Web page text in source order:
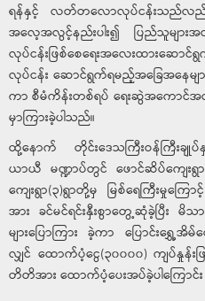
ရန်နှင့် လတ်တလောလုပ်ငန်းသည်လည်း
အလေ့အလွင့်နည်းပါး၍ ပြည်သူမျ
လုပ်ငန်းဖြစ်စေရေးအလေးထားဆေ
လုပ်ငန်း ဆောင်ရွက်ရမည့်အခြေအနေမ
ကာ စီမံကိန်းတစ်ရပ် ရေးဆွဲအကောင်
မှာကြားခဲ့ပါသည်။
ထို့နောက် တိုင်းဒေသကြီးဝန်ကြီးခ
ယာယီ မဏ္ဍာပ်တွင် ဖောင်ဆိပ်ကျေးရွ
ကျေးရွာ(၃)ရွာတို့မှ မြစ်ရေကြီးမှုကြော
အား ခင်မင်ရင်းနှီးစွာတွေ့ဆုံခဲ့ပြီး မိသာ
များပြောကြား ခဲ့ကာ ပြောင်းရွှ
လျှင် ထောက်ပံ့ငွေ(၃၀၀၀၀) ကျပ်နှုန်
တိတိအား ထောက်ပံ့ပေးအပ်ခဲ့ပါကြောင်